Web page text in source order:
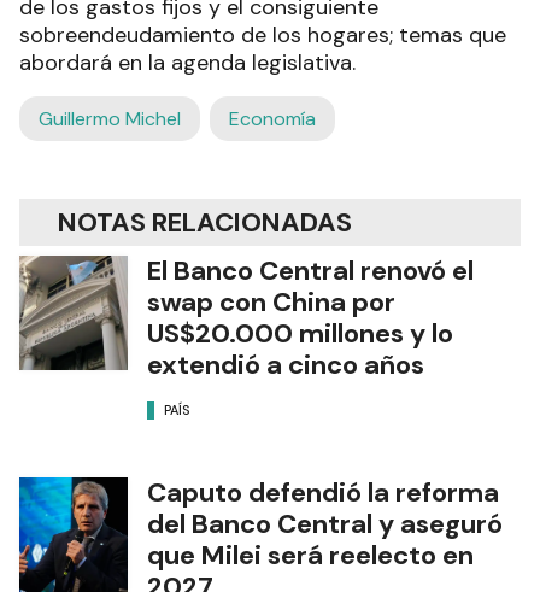
de los gastos fijos y el consiguiente
sobreendeudamiento de los hogares; temas que
abordará en la agenda legislativa.
Guillermo Michel Economía
NOTAS RELACIONADAS
El Banco Central renovó el
swap con China por
US$20.000 millones y lo
extendió a cinco años
PAÍS
Caputo defendió la reforma
del Banco Central y aseguró
que Milei será reelecto en